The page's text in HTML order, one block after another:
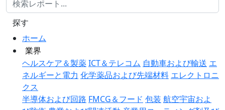
ホーム
業界
ヘルスケア＆製薬ICT＆テレコム 自動車および輸送 エ
ネルギーと電力 化学薬品および先端材料 エレクトロニ
クス
半導体および回路 FMCG＆フード 包装 航空宇宙およ
探す